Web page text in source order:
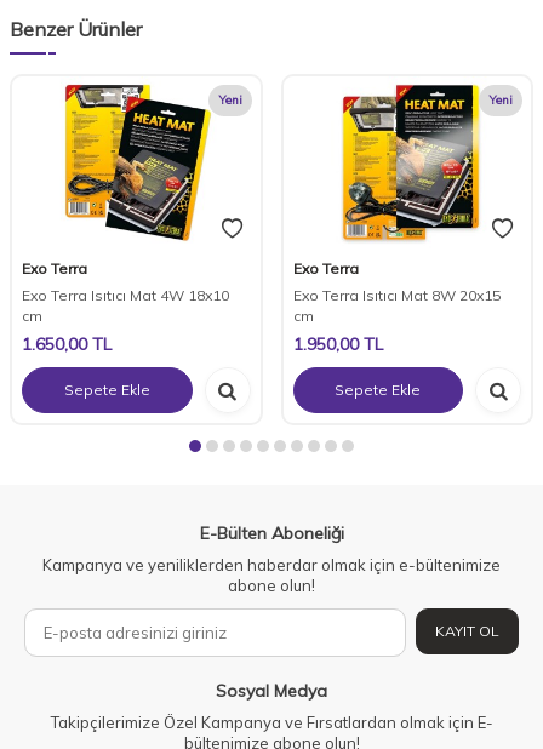
Benzer Ürünler
Yeni
Exo Terra
Exo Terra Isıtıcı Mat 4W 18x10
cm
1.650,00TL
Sepete Ekle
Yeni
Exo Terra
Exo Terra Isıtıcı Mat 8W 20x15
cm
1.950,00TL
Sepete Ekle
E-Bülten Aboneliği
Kampanya ve yeniliklerden haberdar olmak için e-bültenimize
abone olun!
KAYIT OL
Sosyal Medya
Takipçilerimize Özel Kampanya ve Fırsatlardan olmak için E-
bültenimize abone olun!